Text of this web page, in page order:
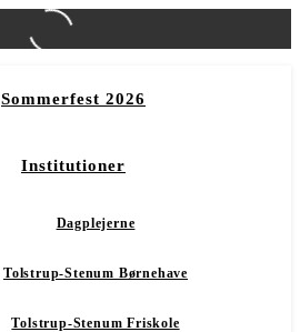
Sommerfest 2026
Institutioner
Dagplejerne
Tolstrup-Stenum Børnehave
Tolstrup-Stenum Friskole